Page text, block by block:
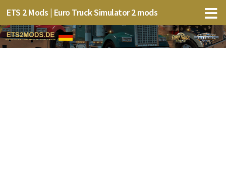
ETS 2 Mods | Euro Truck Simulator 2 mods